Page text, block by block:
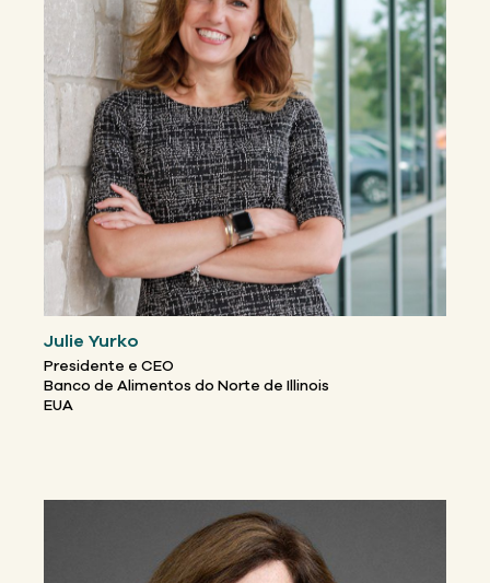
Julie Yurko
Presidente e CEO
Banco de Alimentos do Norte de Illinois
EUA